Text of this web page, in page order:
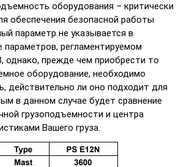
оборудования – критически
обеспечения безопасной работы
параметр не указывается в
параметров, регламентируемом
однако, прежде чем приобрести то
оборудование, необходимо
действительно ли оно подходит для
в данном случае будет сравнение
грузоподъемности и центра
Вашего груза.